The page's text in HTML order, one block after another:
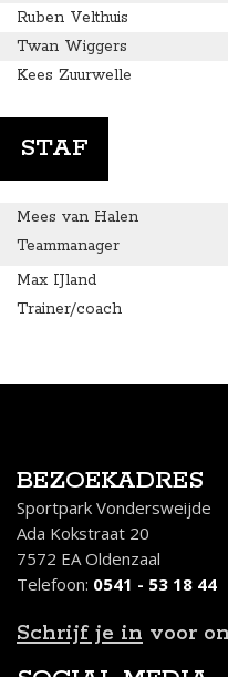
Ruben Velthuis
Twan Wiggers
Kees Zuurwelle
STAF
Mees van Halen
Teammanager
Max IJland
Trainer/coach
BEZOEKADRES
Sportpark Vondersweijde
Ada Kokstraat 20
7572 EA Oldenzaal
Telefoon: 0541 - 53 18 44
Schrijf je in voor